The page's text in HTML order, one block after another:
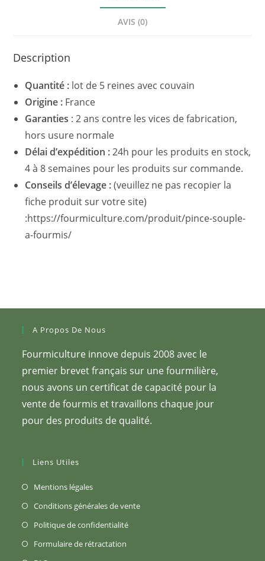
AVIS (0)
Description
Quantité : lot de 5 reines avec couvain
Origine : France
Garanties : 2 ans contre les vices de fabrication,
hors usure normale
Délai d’expédition :24h pour les produits en stock,
4 à 8 semaines pour les produits sur commande.
Conseils d’élevage :(veuillez ne pas recopier la
fiche produit sur votre site)
:https://fourmiculture.com/produit/pince-souple-
a-fourmis/
A Propos De Nous
Fourmiculture innove depuis 2008 avec le
premier brevet français sur une fourmilière,
nous avons un certificat de capacité pour la
vente de fourmis et travaillons chaque jour
pour des produits de qualité.
Liens Utiles
Mentions légalesS’ouvre
nouvel
onglet
Conditions générales de venteS’ouvre
Politique de confidentialitéS’ouvre
Formulaire de rétractation